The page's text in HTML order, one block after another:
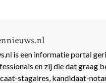
is een informatie portal
en zij die dat graag
stagaires, kandidaat-